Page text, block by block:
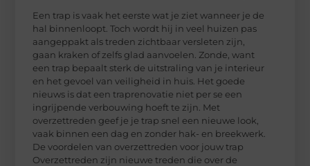
Een trap is vaak het eerste wat je ziet wanneer je de
hal binnenloopt. Toch wordt hij in veel huizen pas
aangeppakt als treden zichtbaar versleten zijn,
gaan kraken of zelfs glad aanvoelen. Zonde, want
een trap bepaalt sterk de uitstraling van je interieur
en het gevoel van veiligheid in huis. Het goede
nieuws is dat een traprenovatie niet per se een
ingrijpende verbouwing hoeft te zijn. Met
overzettreden geef je je trap snel een nieuwe look,
vaak binnen een dag en zonder hak- en breekwerk.
De voordelen van overzettreden voor jouw trap
Overzettreden zijn nieuwe treden die over de